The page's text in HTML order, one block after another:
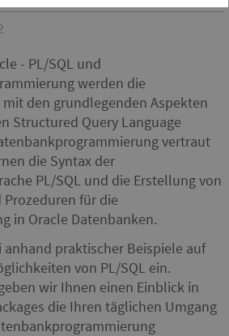
- PL/SQL und
werden die
den grundlegenden Aspekten
Structured Query Language
vertraut
die Syntax der
PL/SQL und die Erstellung von
für die
in Oracle Datenbanken.
anhand praktischer Beispiele auf
von PL/SQL ein.
wir Ihnen einen Einblick in
die Ihren täglichen Umgang